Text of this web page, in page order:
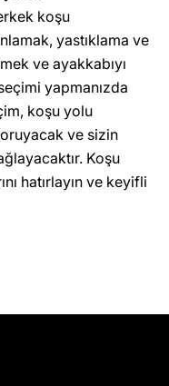
koşu
yastıklama ve
ve ayakkabıyı
yapmanızda
koşu yolu
ve sizin
Koşu
hatırlayın ve keyifli